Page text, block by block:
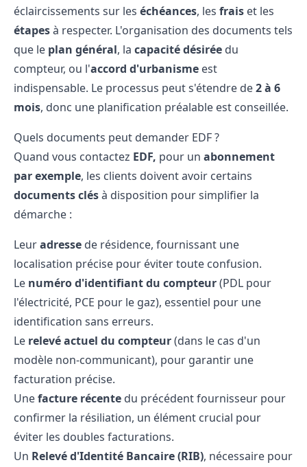
éclaircissements sur les échéances, les frais et les
étapesà respecter. L'organisation des documents tels
que le plan général, la capacité désirée du
compteur, ou l'accord d'urbanisme est
indispensable. Le processus peut s'étendre de2 à 6
mois, donc une planification préalable est conseillée.
Quels documents peut demander EDF ?
Quand vous contactez EDF, pour un abonnement
par exemple, les clients doivent avoir certains
documents clésà disposition pour simplifier la
démarche :
Leuradresse de résidence, fournissant une
localisation précise pour éviter toute confusion.
Le numéro d'identifiant du compteur(PDL pour
l'électricité, PCE pour le gaz), essentiel pour une
identification sans erreurs.
Le relevé actuel du compteur(dans le cas d'un
modèle non-communicant), pour garantir une
facturation précise.
Unefacture récente du précédent fournisseur pour
confirmer la résiliation, un élément crucial pour
éviter les doubles facturations.
Un Relevé d'Identité Bancaire (RIB), nécessaire pour